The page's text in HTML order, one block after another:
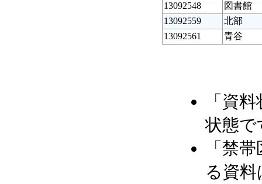
13092548
図書館
13092559
北部
13092561
青谷
「資
状態で
「禁
る資